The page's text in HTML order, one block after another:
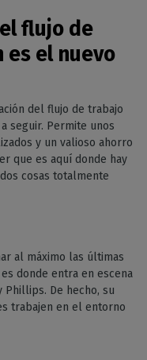
flujo de
el nuevo
del flujo de trabajo
seguir. Permite unos
y un valioso ahorro
que es aquí donde hay
cosas totalmente
al máximo las últimas
donde entra en escena
Phillips. De hecho, su
trabajen en el entorno